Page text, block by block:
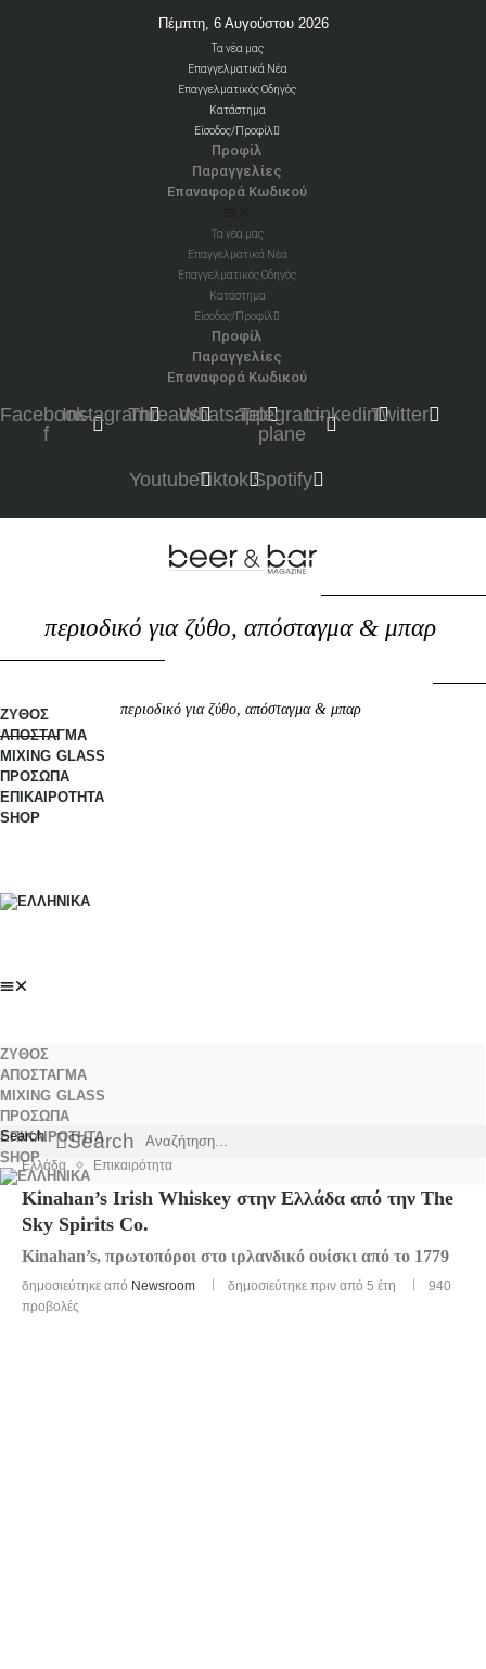
Πέμπτη, 6 Αυγούστου 2026
Τα νέα μας
Επαγγελματικά Νέα
Επαγγελματικός Οδηγός
Κατάστημα
Είσοδος/Προφίλ
Προφίλ
Παραγγελίες
Επαναφορά Κωδικού
Τα νέα μας
Επαγγελματικά Νέα
Επαγγελματικός Οδηγός
Κατάστημα
Είσοδος/Προφίλ
Προφίλ
Παραγγελίες
Επαναφορά Κωδικού
Facebook-
f
InstagramThreadsWhatsappTelegram-
plane
LinkedinTwitter
YoutubeTiktokSpotify
περιοδικό για ζύθο, απόσταγμα & μπαρ
περιοδικό για ζύθο, απόσταγμα & μπαρ
ΖΥΘΟΣ
ΑΠΟΣΤΑΓΜΑ
MIXING GLASS
ΠΡΟΣΩΠΑ
ΕΠΙΚΑΙΡΟΤΗΤΑ
SHOP
ΖΥΘΟΣ
ΑΠΟΣΤΑΓΜΑ
MIXING GLASS
ΠΡΟΣΩΠΑ
ΕΠΙΚΑΙΡΟΤΗΤΑ
SHOP
Search Search
Ελλάδα Επικαιρότητα
Kinahan’s Irish Whiskey στην Ελλάδα από την The
Sky Spirits Co.
Kinahan’s, πρωτοπόροι στο ιρλανδικό ουίσκι από το 1779
δημοσιεύτηκε από Newsroom δημοσιεύτηκε πριν από 5 έτη
940
προβολές